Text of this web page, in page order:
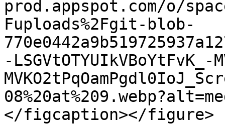
prod.appspot.com/o/
Fuploads%2Fgit-blob-
-LSGVtOTYUIkVBoYtFvK_-
</figcaption></figure>